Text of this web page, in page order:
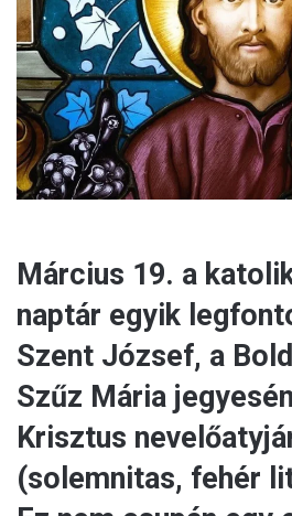
m
a
i
l
Március 19. a
naptár egyik
Szent József, a
Szűz Mária
Krisztus
(solemnitas, fehér